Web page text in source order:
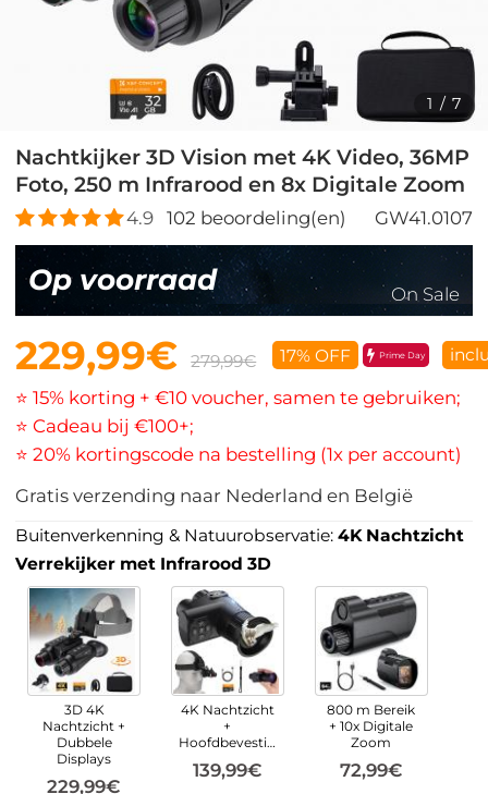
1 / 7
Nachtkijker 3D Vision met 4K Video, 36MP
Foto, 250 m Infrarood en 8x Digitale Zoom
4.9 102 beoordeling(en) GW41.0107
Op voorraad On Sale
229,99€ 279,99€ 17% OFF Prime Day
⭐ 15% korting + €10 voucher, samen te gebruiken;
⭐ Cadeau bij €100+;
⭐ 20% kortingscode na bestelling (1x per account)
Gratis verzending naar Nederland en België
Buitenverkenning & Natuurobservatie:4K Nachtzicht
Verrekijker met Infrarood 3D
3D 4K
Nachtzicht +
Dubbele
Displays
229,99€
4K Nachtzicht
+
Hoofdbevestiging
139,99€
800 m Bereik
+ 10x Digitale
Zoom
72,99€